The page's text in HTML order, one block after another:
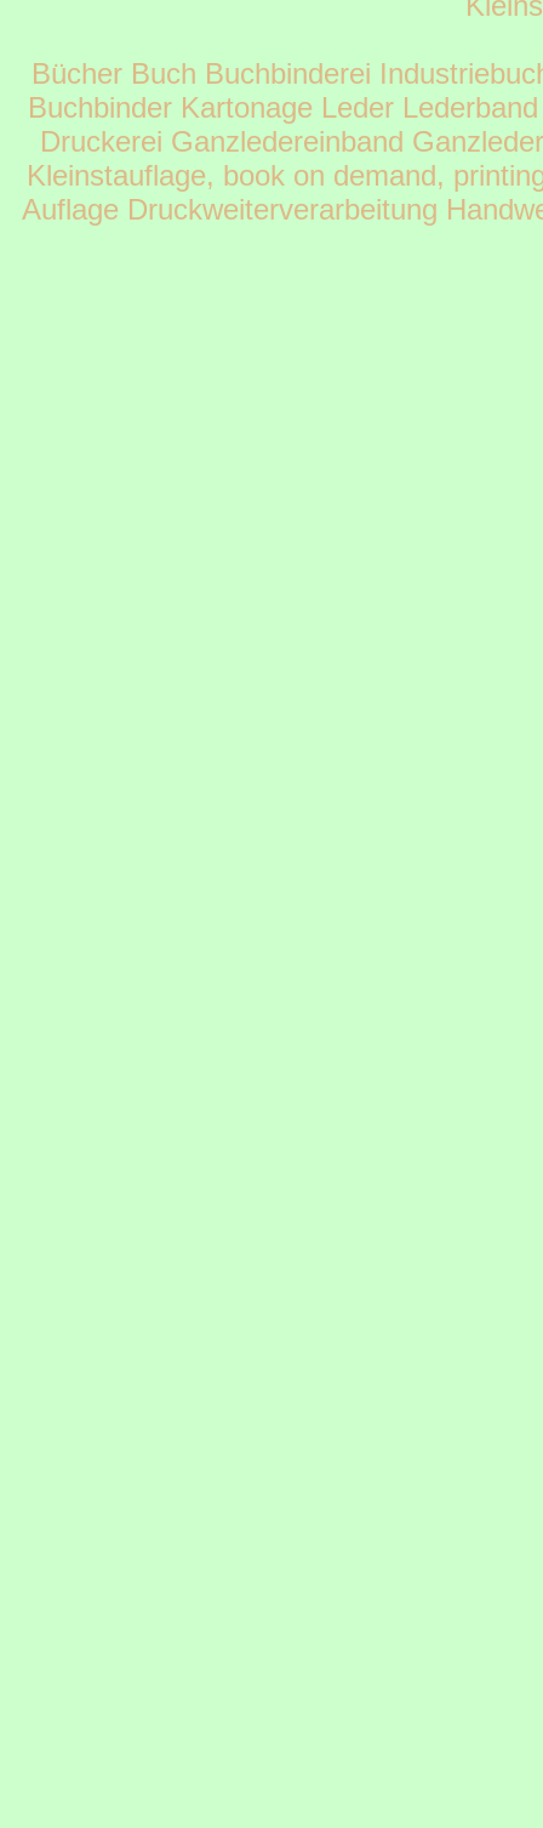
Bücher Buch Buchbinderei
Buchbinder Kartonage Leder
Druckerei Ganzledereinband
Kleinstauflage, book on demand,
Auflage Druckweiterverarbeitung